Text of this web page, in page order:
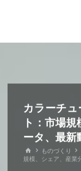
カラーチ
ト：市場
ータ、最
ホ
ー
ものづくり
規模、シェア、産業